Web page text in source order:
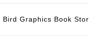
Bird Graphics Book